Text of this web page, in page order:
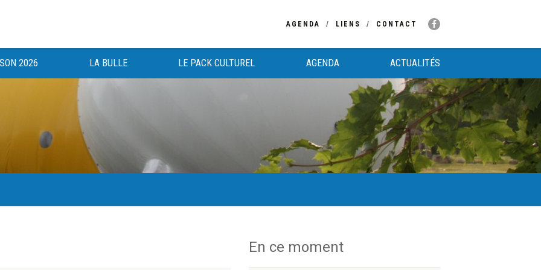
AGENDA LIENS CONTACT
2026 LA BULLE LE PACK CULTUREL AGENDA ACTUALITÉS
au bénéfice des haut-saônois depuis 1983. En ce moment